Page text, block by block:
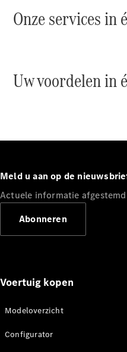
V-Klasse
Benz Store
eSprinter
Onze services in
Uw voordelen in
Meld u aan op de
Actuele informatie
Abonneren
Voertuig kopen
Modeloverzicht
Configurator